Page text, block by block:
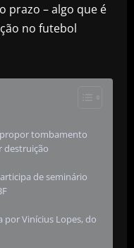
prazo – algo que é
no futebol
tombamento
destruição
de seminário
Vinícius Lopes, do